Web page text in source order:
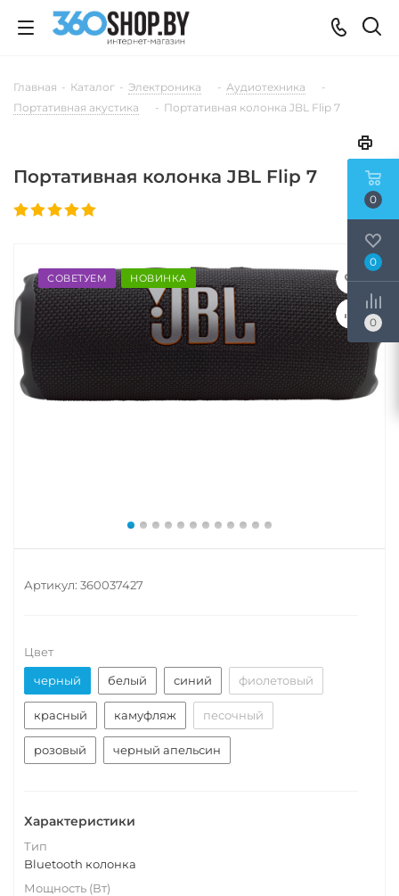
Главная - Каталог - Электроника - Аудиотехника
-
Портативная акустика
- Портативная колонка JBL Flip 7
Портативная колонка JBL Flip 7
СОВЕТУЕМ НОВИНКА
Артикул: 360037427
Цвет
черный
белый синий фиолетовый
красный камуфляж песочный
розовый черный апельсин
Характеристики
Тип
Bluetooth колонка
Мощность (Вт)
0
0
0